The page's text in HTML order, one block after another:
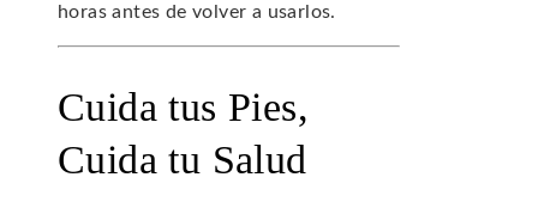
horas antes de volver a usarlos.
Cuida tus Pies,
Cuida tu Salud